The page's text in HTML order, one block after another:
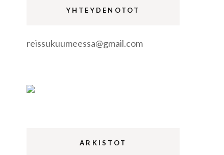
YHTEYDENOTOT
reissukuumeessa@gmail.com
ARKISTOT